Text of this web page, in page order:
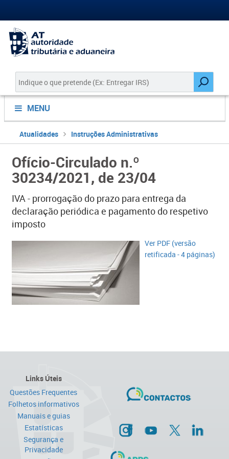
MENU
Atualidades Instruções Administrativas
Ofício-Circulado n.º
30234/2021, de 23/04
IVA - prorrogação do prazo para entrega da
declaração periódica e pagamento do respetivo
imposto
Ver PDF (versão
retificada​ - 4 páginas)​
Links Úteis
Questões Frequentes
Folhetos informativos
Manuais e guias
Estatísticas
Segurança e
Privacidade